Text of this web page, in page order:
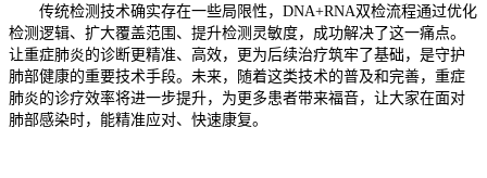
传统检测技术确实存在一些局限性，DNA+RNA双检流程通过优化
检测逻辑、扩大覆盖范围、提升检测灵敏度，成功解决了这一痛点。
让重症肺炎的诊断更精准、高效，更为后续治疗筑牢了基础，是守护
肺部健康的重要技术手段。未来，随着这类技术的普及和完善，重症
肺炎的诊疗效率将进一步提升，为更多患者带来福音，让大家在面对
肺部感染时，能精准应对、快速康复。